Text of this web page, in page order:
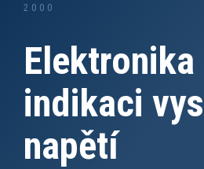
2000
Elektronika
indikaci
napětí